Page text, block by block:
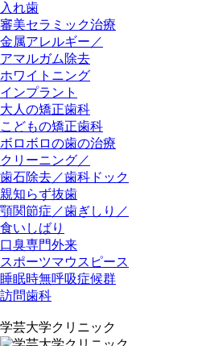
入れ歯
審美セラミック治療
金属アレルギー／
アマルガム除去
ホワイトニング
インプラント
大人の矯正歯科
こどもの矯正歯科
ボロボロの歯の治療
クリーニング／
歯石除去／歯科ドック
親知らず抜歯
顎関節症／歯ぎしり／
食いしばり
口臭専門外来
スポーツマウスピース
睡眠時無呼吸症候群
訪問歯科
学芸大学クリニック